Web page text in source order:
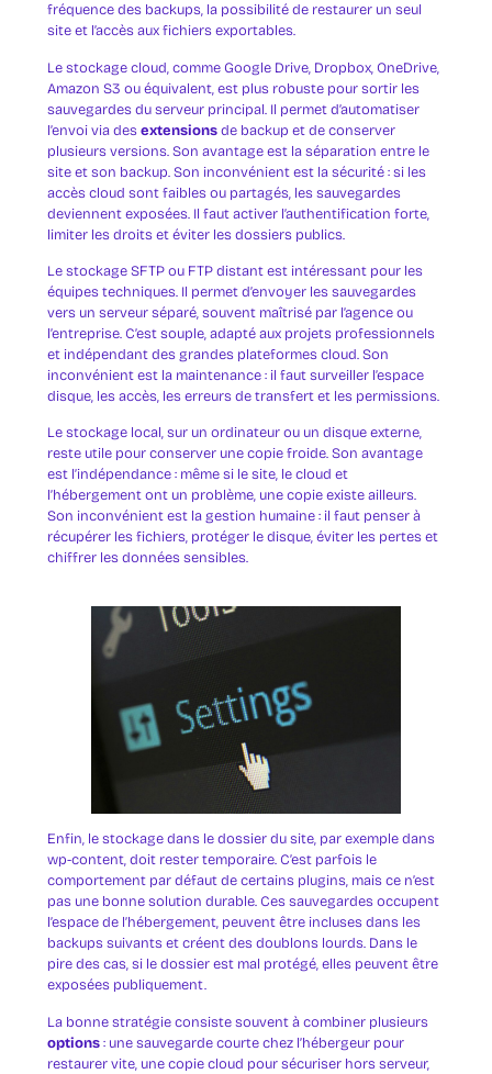
fréquence des backups, la possibilité de restaurer un seul
site et l’accès aux fichiers exportables.
Le stockage cloud, comme Google Drive, Dropbox, OneDrive,
Amazon S3 ou équivalent, est plus robuste pour sortir les
sauvegardes du serveur principal. Il permet d’automatiser
l’envoi via desextensionsde backup et de conserver
plusieurs versions. Son avantage est la séparation entre le
site et son backup. Son inconvénient est la sécurité : si les
accès cloud sont faibles ou partagés, les sauvegardes
deviennent exposées. Il faut activer l’authentification forte,
limiter les droits et éviter les dossiers publics.
Le stockage SFTP ou FTP distant est intéressant pour les
équipes techniques. Il permet d’envoyer les sauvegardes
vers un serveur séparé, souvent maîtrisé par l’agence ou
l’entreprise. C’est souple, adapté aux projets professionnels
et indépendant des grandes plateformes cloud. Son
inconvénient est la maintenance : il faut surveiller l’espace
disque, les accès, les erreurs de transfert et les permissions.
Le stockage local, sur un ordinateur ou un disque externe,
reste utile pour conserver une copie froide. Son avantage
est l’indépendance : même si le site, le cloud et
l’hébergement ont un problème, une copie existe ailleurs.
Son inconvénient est la gestion humaine : il faut penser à
récupérer les fichiers, protéger le disque, éviter les pertes et
chiffrer les données sensibles.
Enfin, le stockage dans le dossier du site, par exemple dans
wp-content, doit rester temporaire. C’est parfois le
comportement par défaut de certains plugins, mais ce n’est
pas une bonne solution durable. Ces sauvegardes occupent
l’espace de l’hébergement, peuvent être incluses dans les
backups suivants et créent des doublons lourds. Dans le
pire des cas, si le dossier est mal protégé, elles peuvent être
exposées publiquement.
La bonne stratégie consiste souvent à combiner plusieurs
options: une sauvegarde courte chez l’hébergeur pour
restaurer vite, une copie cloud pour sécuriser hors serveur,